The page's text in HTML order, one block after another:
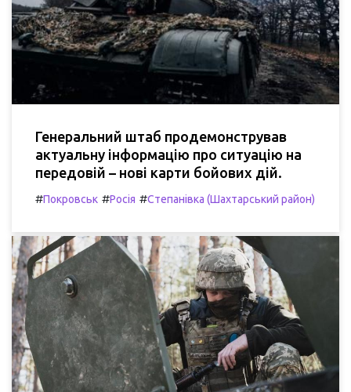
Генеральний штаб продемонстрував
актуальну інформацію про ситуацію на
передовій – нові карти бойових дій.
#Покровськ #Росія #Степанівка (Шахтарський район)